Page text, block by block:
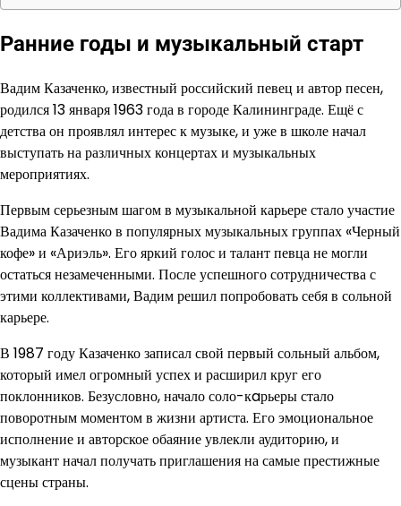
Ранние годы и музыкальный старт
Вадим Казаченко, известный российский певец и автор песен,
родился 13 января 1963 года в городе Калининграде. Ещё с
детства он проявлял интерес к музыке, и уже в школе начал
выступать на различных концертах и музыкальных
мероприятиях.
Первым серьезным шагом в музыкальной карьере стало участие
Вадима Казаченко в популярных музыкальных группах «Черный
кофе» и «Ариэль». Его яркий голос и талант певца не могли
остаться незамеченными. После успешного сотрудничества с
этими коллективами, Вадим решил попробовать себя в сольной
карьере.
В 1987 году Казаченко записал свой первый сольный альбом,
который имел огромный успех и расширил круг его
поклонников. Безусловно, начало соло-кaрьеры стало
поворотным моментом в жизни артиста. Его эмоциональное
исполнение и авторское обаяние увлекли аудиторию, и
музыкант начал получать приглашения на самые престижные
сцены страны.